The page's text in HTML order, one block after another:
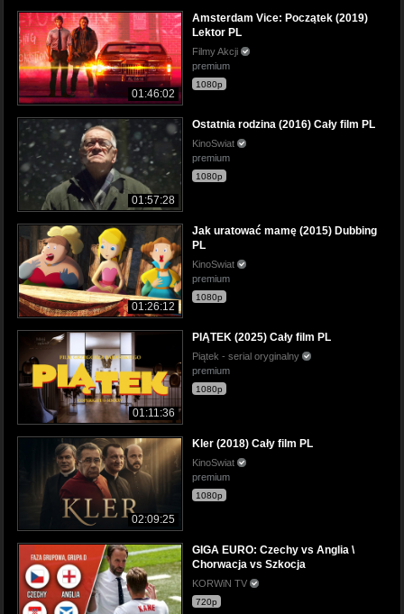
01:46:02
Amsterdam Vice: Początek (2019)
Lektor PL
Filmy Akcji
premium
1080p
01:57:28
Ostatnia rodzina (2016) Cały film PL
KinoSwiat
premium
1080p
01:26:12
Jak uratować mamę (2015) Dubbing
PL
KinoSwiat
premium
1080p
01:11:36
PIĄTEK (2025) Cały film PL
Piątek - serial oryginalny
premium
1080p
02:09:25
Kler (2018) Cały film PL
KinoSwiat
premium
1080p
GIGA EURO: Czechy vs Anglia \
Chorwacja vs Szkocja
KORWiN TV
720p